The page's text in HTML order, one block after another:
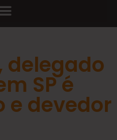
delegado
SP é
e devedor